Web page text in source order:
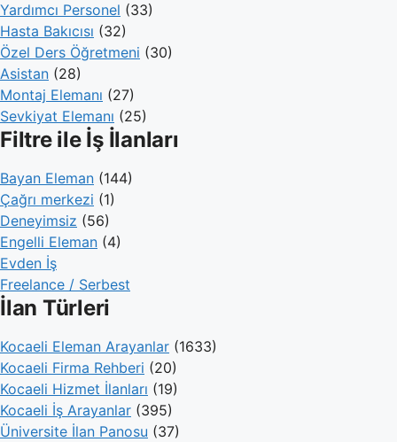
Yardımcı Personel (33)
Hasta Bakıcısı (32)
Özel Ders Öğretmeni (30)
Asistan (28)
Montaj Elemanı (27)
Sevkiyat Elemanı (25)
Filtre ile İş İlanları
Bayan Eleman (144)
Çağrı merkezi (1)
Deneyimsiz (56)
Engelli Eleman (4)
Evden İş
Freelance / Serbest
İlan Türleri
Kocaeli Eleman Arayanlar (1633)
Kocaeli Firma Rehberi (20)
Kocaeli Hizmet İlanları (19)
Kocaeli İş Arayanlar (395)
Üniversite İlan Panosu (37)